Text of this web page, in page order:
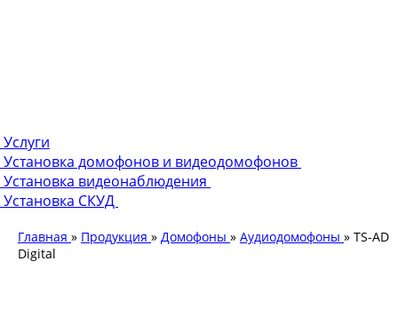
Услуги
Установка домофонов и видеодомофонов
Установка видеонаблюдения
Установка СКУД
Главная » Продукция » Домофоны » Аудиодомофоны » TS-AD
Digital